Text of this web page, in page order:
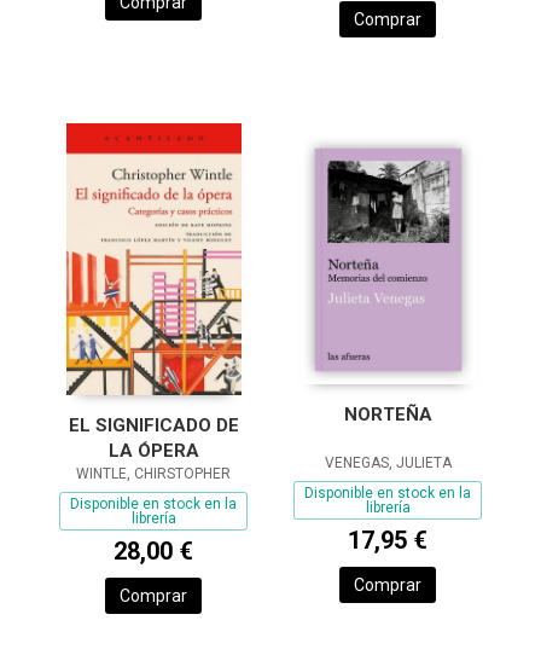
Comprar
EL SIGNIFICADO DE
LA ÓPERA
WINTLE, CHIRSTOPHER
Disponible en stock en la
librería
28,00 €
Comprar
NORTEÑA
VENEGAS, JULIETA
Disponible en stock en la
librería
17,95 €
Comprar